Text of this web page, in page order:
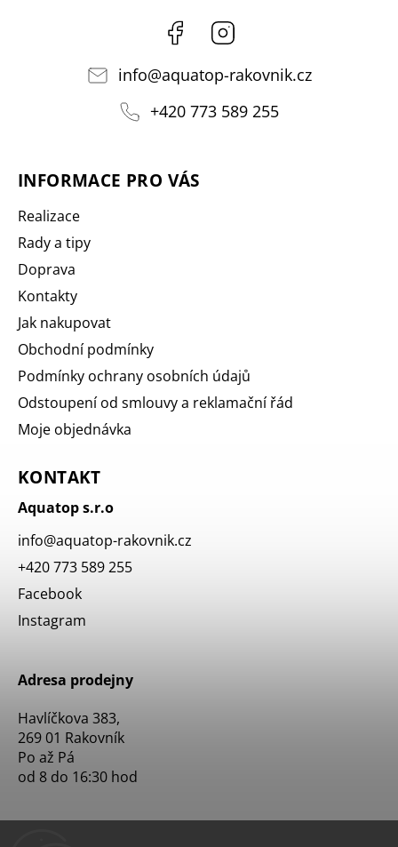
Facebook
info@aquatop-rakovnik.cz
+420 773 589 255
INFORMACE PRO VÁS
Realizace
Rady a tipy
Doprava
Kontakty
Jak nakupovat
Obchodní podmínky
Podmínky ochrany osobních údajů
Odstoupení od smlouvy a reklamační řád
Moje objednávka
KONTAKT
Aquatop s.r.o
info@aquatop-rakovnik.cz
+420 773 589 255
Facebook
Instagram
Adresa prodejny
Havlíčkova 383,
269 01 Rakovník
Po až Pá
od 8 do 16:30 hod